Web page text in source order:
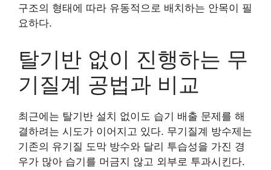
구조의 형태에 따라 유동적으로 배치하는 안목이 필
요하다.
탈기반 없이 진행하는 무
기질계 공법과 비교
최근에는 탈기반 설치 없이도 습기 배출 문제를 해
결하려는 시도가 이어지고 있다. 무기질계 방수제는
기존의 유기질 도막 방수와 달리 투습성을 가진 경
우가 많아 습기를 머금지 않고 외부로 투과시킨다.